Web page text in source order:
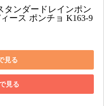
タンダードレインポン
ース ポンチョ K163-9
見る
見る